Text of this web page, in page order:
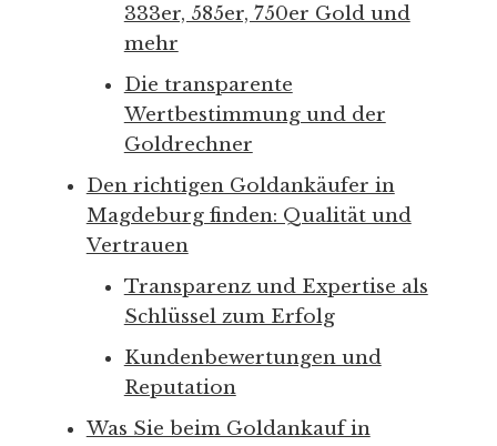
333er, 585er, 750er Gold und
mehr
Die transparente
Wertbestimmung und der
Goldrechner
Den richtigen Goldankäufer in
Magdeburg finden: Qualität und
Vertrauen
Transparenz und Expertise als
Schlüssel zum Erfolg
Kundenbewertungen und
Reputation
Was Sie beim Goldankauf in